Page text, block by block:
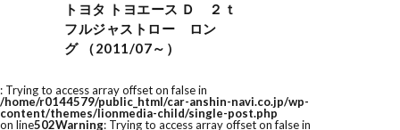
トヨタ トヨエース Ｄ ２ｔ
フルジャストロー ロン
グ （2011/07～）
: Trying to access array offset on false in
/home/r0144579/public_html/car-anshin-navi.co.jp/wp-
content/themes/lionmedia-child/single-post.php
on line502Warning: Trying to access array offset on false in